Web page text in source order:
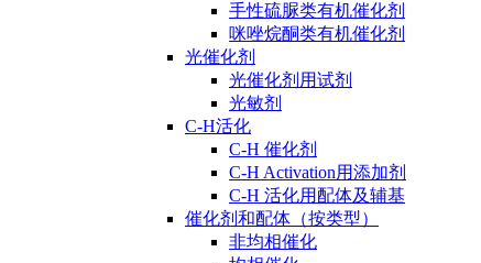
手性硫脲类有机催化剂
咪唑烷酮类有机催化剂
光催化剂
光催化剂用试剂
光敏剂
C-H活化
C-H 催化剂
C-H Activation用添加剂
C-H 活化用配体及辅基
催化剂和配体（按类型）
非均相催化